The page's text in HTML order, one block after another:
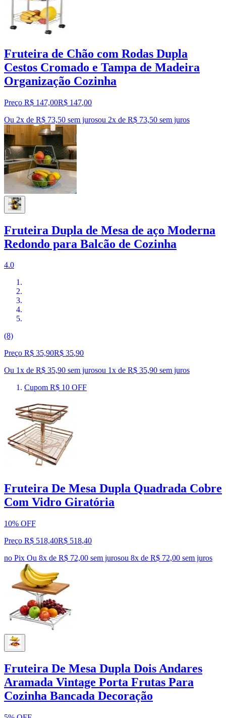
Fruteira de Chão com Rodas Dupla
Cestos Cromado e Tampa de Madeira
Organização Cozinha
Preço R$ 147,00R$ 147,00
Ou 2x de R$ 73,50 sem jurosou 2x de R$ 73,50 sem juros
Fruteira Dupla de Mesa de aço Moderna
Redondo para Balcão de Cozinha
4.0
(8)
Preço R$ 35,90R$ 35,90
Ou 1x de R$ 35,90 sem jurosou 1x de R$ 35,90 sem juros
Cupom R$ 10 OFF
Fruteira De Mesa Dupla Quadrada Cobre
Com Vidro Giratória
10% OFF
Preço R$ 518,40R$ 518,40
no Pix Ou 8x de R$ 72,00 sem jurosou 8x de R$ 72,00 sem juros
Fruteira De Mesa Dupla Dois Andares
Aramada Vintage Porta Frutas Para
Cozinha Bancada Decoração